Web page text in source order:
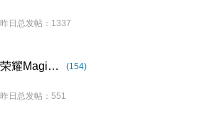
昨日总发帖：1337
荣耀Magic6系列 (154)
昨日总发帖：551